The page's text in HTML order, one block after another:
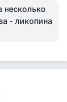
несколько
- ликопина